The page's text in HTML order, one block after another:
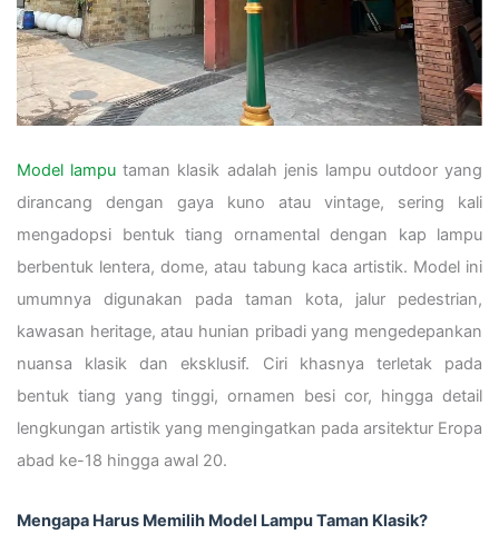
Model lampu taman klasik adalah jenis lampu outdoor yang
dirancang dengan gaya kuno atau vintage, sering kali
mengadopsi bentuk tiang ornamental dengan kap lampu
berbentuk lentera, dome, atau tabung kaca artistik. Model ini
umumnya digunakan pada taman kota, jalur pedestrian,
kawasan heritage, atau hunian pribadi yang mengedepankan
nuansa klasik dan eksklusif. Ciri khasnya terletak pada
bentuk tiang yang tinggi, ornamen besi cor, hingga detail
lengkungan artistik yang mengingatkan pada arsitektur Eropa
abad ke-18 hingga awal 20.
Mengapa Harus Memilih Model Lampu Taman Klasik?